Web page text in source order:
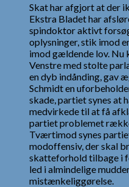
Skat har afgjort at der
Ekstra Bladet har
spindoktor aktivt
oplysninger, stik imod
imod gældende lov. Nu
Venstre med stolte
en dyb indånding, gav
Schmidt en
skade, partiet synes at
medvirkede til at få
partiet problemet
Tværtimod synes
modoffensiv, der skal
skatteforhold tilbage i
led i almindelige
mistænkeliggørelse.